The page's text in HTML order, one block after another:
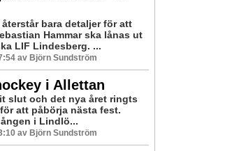
bara detaljer för att
Hammar ska lånas ut
LIF Lindesberg. ...
av Björn Sundström
i Allettan
slut och det nya året ringts
att påbörja nästa fest.
i Lindlö...
av Björn Sundström